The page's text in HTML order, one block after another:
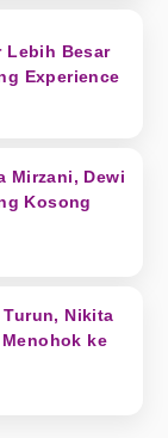
Lebih Besar
Experience
Mirzani, Dewi
Kosong
Nikita
ke